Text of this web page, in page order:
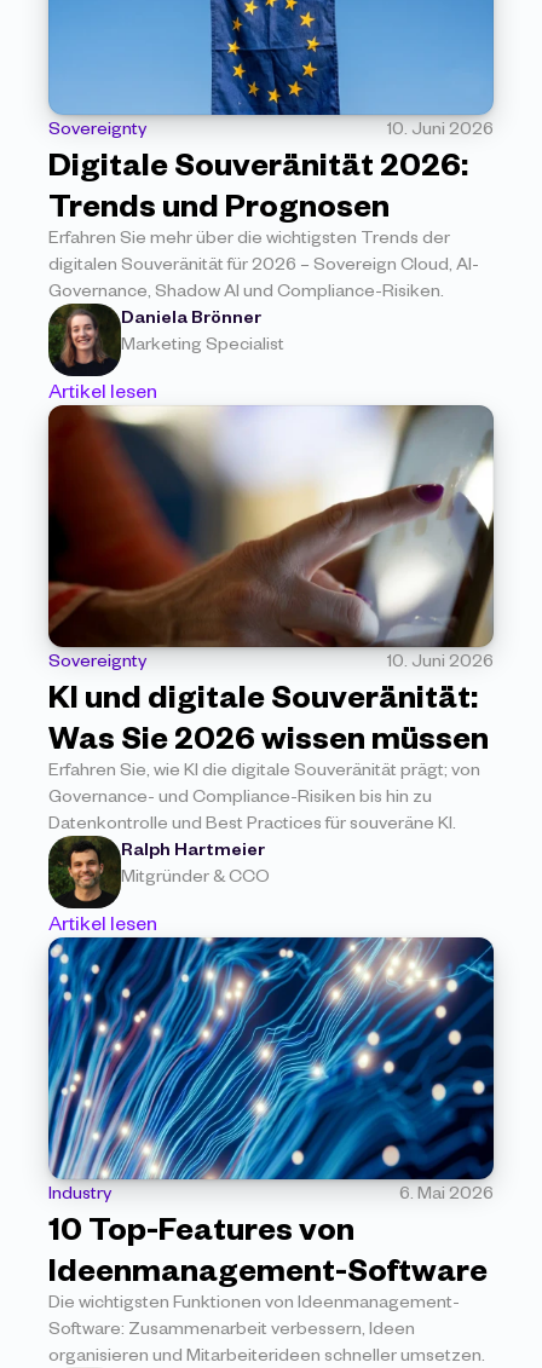
Sovereignty 10. Juni 2026
Digitale Souveränität 2026:
Trends und Prognosen
Erfahren Sie mehr über die wichtigsten Trends der
digitalen Souveränität für 2026 – Sovereign Cloud, AI-
Governance, Shadow AI und Compliance-Risiken.
Daniela Brönner
Marketing Specialist
Artikel lesen
Sovereignty 10. Juni 2026
KI und digitale Souveränität:
Was Sie 2026 wissen müssen
Erfahren Sie, wie KI die digitale Souveränität prägt; von
Governance- und Compliance-Risiken bis hin zu
Datenkontrolle und Best Practices für souveräne KI.
Ralph Hartmeier
Mitgründer & CCO
Artikel lesen
Industry 6. Mai 2026
10 Top-Features von
Ideenmanagement-Software
Die wichtigsten Funktionen von Ideenmanagement-
Software: Zusammenarbeit verbessern, Ideen
organisieren und Mitarbeiterideen schneller umsetzen.